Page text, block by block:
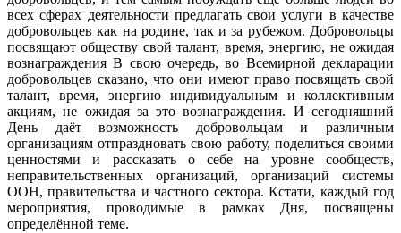
всех сферах деятельности предлагать свои услуги в качестве
добровольцев как на родине, так и за рубежом. Добровольцы
посвящают обществу свой талант, время, энергию, не ожидая
вознаграждения В свою очередь, во Всемирной декларации
добровольцев сказано, что они имеют право посвящать свой
талант, время, энергию индивидуальным и коллективным
акциям, не ожидая за это вознаграждения. И сегодняшний
День даёт возможность добровольцам и различным
организациям отпраздновать свою работу, поделиться своими
ценностями и рассказать о себе на уровне сообществ,
неправительственных организаций, организаций системы
ООН, правительства и частного сектора. Кстати, каждый год
мероприятия, проводимые в рамках Дня, посвящены
определённой теме.